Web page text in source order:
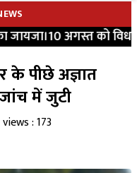
अगस्त को
के पीछे अज्ञात
में जुटी
: 173